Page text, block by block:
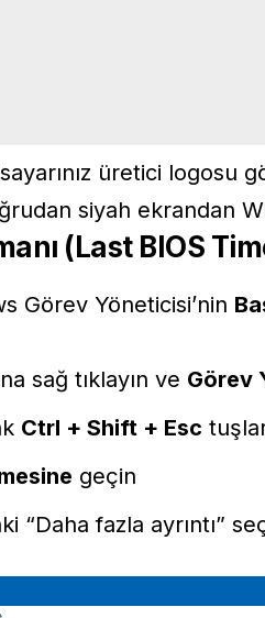
üretici logosu
siyah ekrandan
(Last BIOS
Görev Yöneticisi’nin
sağ tıklayın ve Görev
Ctrl + Shift + Esc
geçin
“Daha fazla ayrıntı”